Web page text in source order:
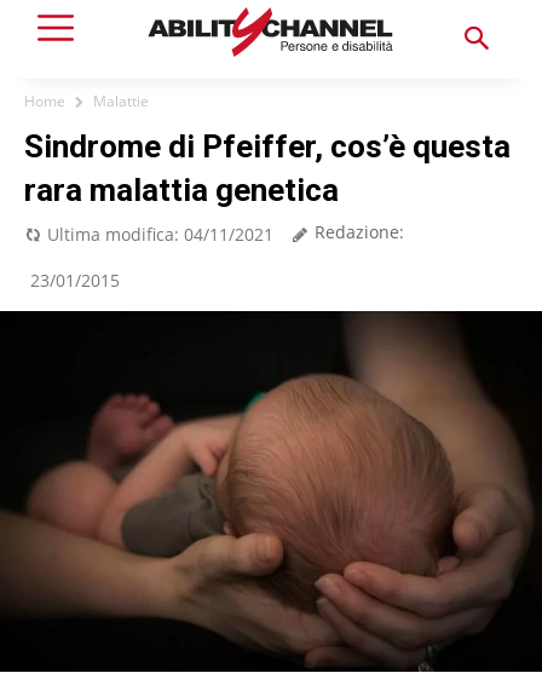
Home Malattie
Sindrome di Pfeiffer, cos’è questa
rara malattia genetica
Ultima modifica: 04/11/2021 Redazione:
23/01/2015